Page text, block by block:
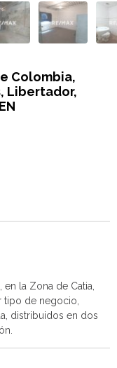
Colombia,
Libertador,
la Zona de Catia,
tipo de negocio,
distribuidos en dos